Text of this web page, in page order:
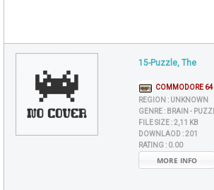
15-Puzzle, The
COMMODORE 64
REGION : UNKNOWN
GENRE : BRAIN - PUZZL
FILE SIZE :2,11 KB
DOWNLAOD :201
RATING : 0.00
MORE INFO